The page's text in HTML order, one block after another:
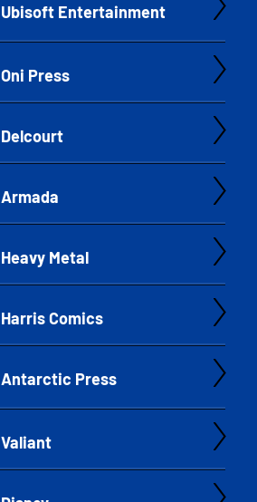
Ubisoft Entertainment
Oni Press
Delcourt
Armada
Heavy Metal
Harris Comics
Antarctic Press
Valiant